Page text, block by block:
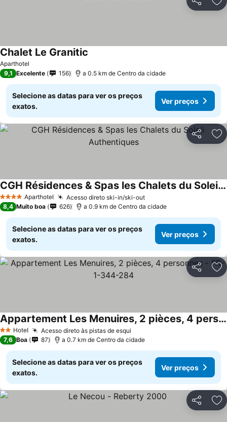
Partilhar
Aparthotel
Chalet Le Granitic
9,1 Excelente 156 a 0.5 km de Centro da cidade
Selecione as datas para ver os preços
exatos.
Ver preços
Partilhar
4 EstrelasAparthotel Acesso direto ski-in/ski-out
CGH Résidences & Spas les Chalets du Soleil Authentiques
8,4 Muito boa 626 a 0.9 km de Centro da cidade
Selecione as datas para ver os preços
exatos.
Ver preços
Partilhar
2 Estrelas
Hotel Acesso direto às pistas de esqui
Appartement Les Menuires, 2 pièces, 4 personnes - FR-1-344-284
7,6 Boa 87 a 0.7 km de Centro da cidade
Selecione as datas para ver os preços
exatos.
Ver preços
Partilhar